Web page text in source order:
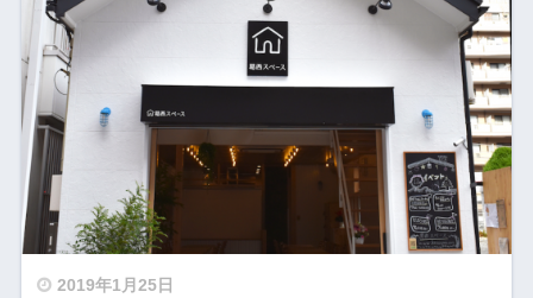
2019年1月25日